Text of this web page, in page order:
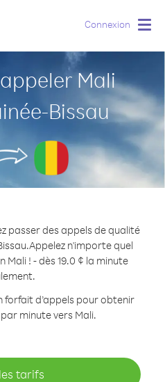
Connexion
Mali
Bissau
passer des appels de qualité
Appelez n'importe quel
Mali ! - dès 19.0 ¢ la minute
forfait d’appels pour obtenir
minute vers Mali.
tarifs